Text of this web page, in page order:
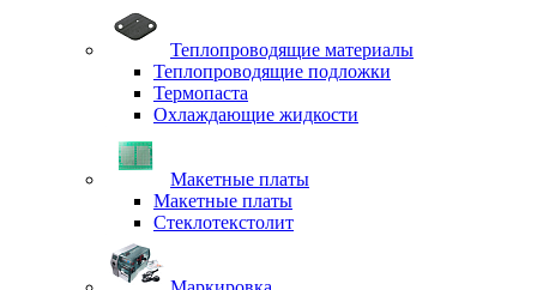
Теплопроводящие материалы
Теплопроводящие подложки
Термопаста
Охлаждающие жидкости
Макетные платы
Макетные платы
Стеклотекстолит